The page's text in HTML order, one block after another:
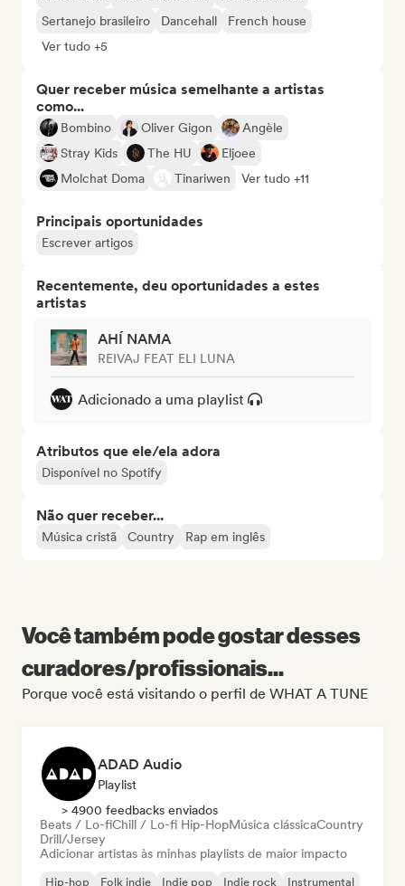
Sertanejo brasileiro
Dancehall
French house
Ver tudo +5
Quer receber música semelhante a artistas
como...
Bombino Oliver Gigon
Angèle
Stray Kids
The HU
Eljoee
Molchat Doma
Tinariwen Ver tudo +11
Principais oportunidades
Escrever artigos
Recentemente, deu oportunidades a estes
artistas
AHÍ NAMA
REIVAJ FEAT ELI LUNA
Adicionado a uma playlist
Atributos que ele/ela adora
Disponível no Spotify
Não quer receber...
Música cristã Country Rap em inglês
Você também pode gostar desses
curadores/profissionais...
Porque você está visitando o perfil de WHAT A TUNE
ADAD Audio
Playlist
> 4900 feedbacks enviados
Beats / Lo-fiChill / Lo-fi Hip-HopMúsica clássicaCountry
Drill/Jersey
Adicionar artistas às minhas playlists de maior impacto
Hip-hop Folk indie Indie pop Indie rock Instrumental